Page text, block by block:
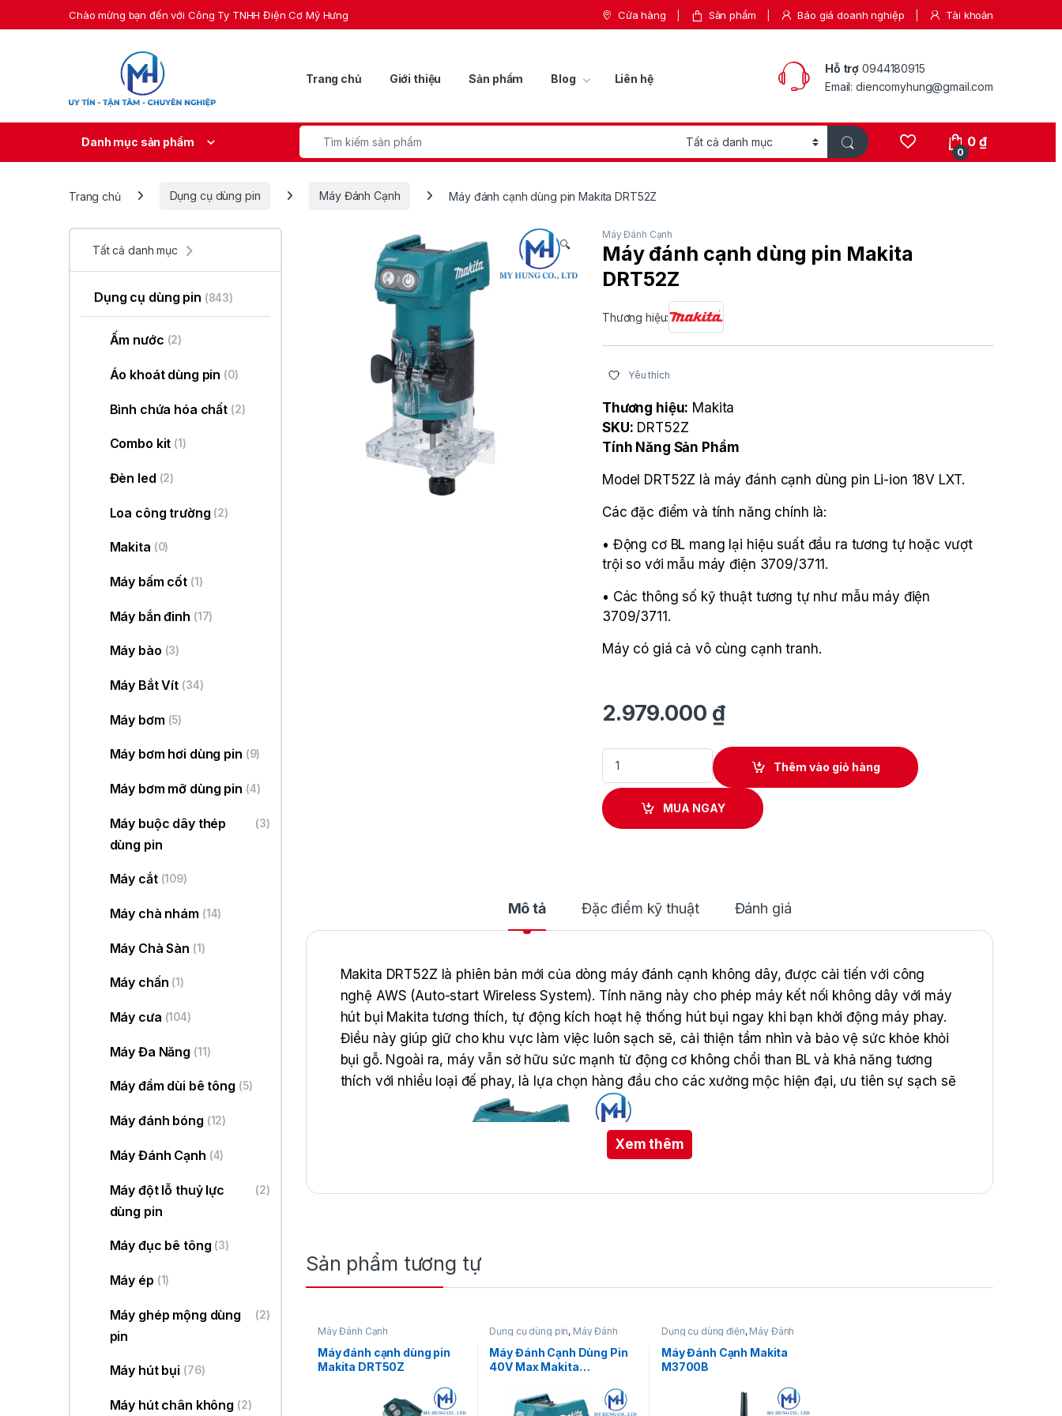
Skip to navigationChào mừng bạn đến với Công Ty TNHH Điện Cơ Mỹ Hưng Cửa hàng Sản phẩm Báo giá doanh nghiệp Tài khoản
Trang chủ Giới thiệu Sản phẩm Blog Liên hệ
Hỗ trợ 0944180915
Email: diencomyhung@gmail.com
Danh mục sản phẩm
Search for:
0
0₫
Trang chủ Dụng cụ dùng pin Máy Đánh Cạnh Máy đánh cạnh dùng pin Makita DRT52Z
🔍
Máy Đánh Cạnh
Máy đánh cạnh dùng pin Makita
DRT52Z
Thương hiệu:
Yêu thích
Thương hiệu: Makita
SKU: DRT52Z
Tính Năng Sản Phẩm
Model DRT52Z là máy đánh cạnh dùng pin Li-ion 18V LXT.
Các đặc điểm và tính năng chính là:
• Động cơ BL mang lại hiệu suất đầu ra tương tự hoặc vượt
trội so với mẫu máy điện 3709/3711.
• Các thông số kỹ thuật tương tự như mẫu máy điện
3709/3711.
Máy có giá cả vô cùng cạnh tranh.
2.979.000 ₫
Máy đánh cạnh dùng pin Makita DRT52Z quantity
Thêm vào giỏ hàng
MUA NGAY
Mô tả Đặc điểm kỹ thuật Đánh giá
Makita DRT52Z là phiên bản mới của dòng máy đánh cạnh không dây, được cải tiến với công
nghệ AWS (Auto-start Wireless System). Tính năng này cho phép máy kết nối không dây với máy
hút bụi Makita tương thích, tự động kích hoạt hệ thống hút bụi ngay khi bạn khởi động máy phay.
Điều này giúp giữ cho khu vực làm việc luôn sạch sẽ, cải thiện tầm nhìn và bảo vệ sức khỏe khỏi
bụi gỗ. Ngoài ra, máy vẫn sở hữu sức mạnh từ động cơ không chổi than BL và khả năng tương
thích với nhiều loại đế phay, là lựa chọn hàng đầu cho các xưởng mộc hiện đại, ưu tiên sự sạch sẽ
Kích thước (L X W X H) 134 x 90 x 220 mm (5-1/4 x 3-1/2 x 8-5/8″)
Xem thêm
Sản phẩm tương tự
Máy Đánh Cạnh
Máy đánh cạnh dùng pin
Makita DRT50Z
Dụng cụ dùng pin, Máy Đánh
Cạnh
Máy Đánh Cạnh Dùng Pin
40V Max Makita
Dụng cụ dùng điện, Máy Đánh
Cạnh
Máy Đánh Cạnh Makita
M3700B
Tất cả danh mục
Dụng cụ dùng pin (843)
Ấm nước (2)
Áo khoát dùng pin (0)
Bình chứa hóa chất (2)
Combo kit (1)
Đèn led (2)
Loa công trường (2)
Makita (0)
Máy bấm cốt (1)
Máy bắn đinh (17)
Máy bào (3)
Máy Bắt Vít (34)
Máy bơm (5)
Máy bơm hơi dùng pin (9)
Máy bơm mỡ dùng pin (4)
Máy buộc dây thép
dùng pin
(3)
Máy cắt (109)
Máy chà nhám (14)
Máy Chà Sàn (1)
Máy chấn (1)
Máy cưa (104)
Máy Đa Năng (11)
Máy đầm dùi bê tông (5)
Máy đánh bóng (12)
Máy Đánh Cạnh (4)
Máy đột lỗ thuỷ lực
dùng pin
(2)
Máy đục bê tông (3)
Máy ép (1)
Máy ghép mộng dùng
pin
(2)
Máy hút bụi (76)
Máy hút chân không (2)